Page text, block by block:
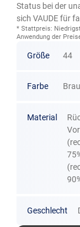
Status bei der
sich VAUDE für
* Stattpreis:
Anwendung der
Größe 44
Farbe
Material
Geschlecht